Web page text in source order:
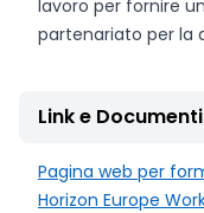
lavoro per fornire
partenariato per la
Link e Documenti
Pagina web per
Horizon Europe